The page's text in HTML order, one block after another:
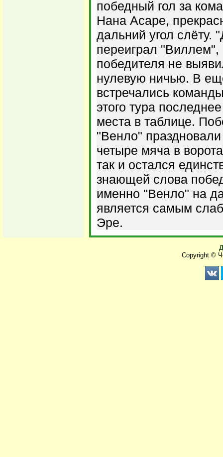
победный гол за
Нана Асаре,
дальний угол слёту.
переиграл
победителя не
нулевую ничью. В
встречались
этого тура
места в таблице.
"Венло" праздновали
четыре мяча в
так и остался
знающей слова
именно "Венло" на
является самым
Эре.
Copyright ©